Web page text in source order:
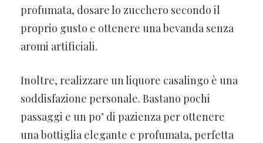
profumata, dosare lo zucchero secondo il
proprio gusto e ottenere una bevanda senza
aromi artificiali.
Inoltre, realizzare un liquore casalingo è una
soddisfazione personale. Bastano pochi
passaggi e un po’ di pazienza per ottenere
una bottiglia elegante e profumata, perfetta